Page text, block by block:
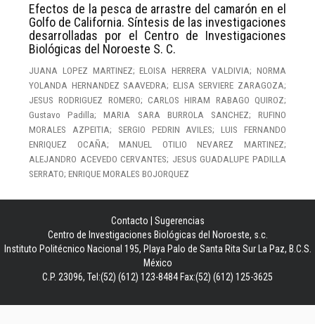
Efectos de la pesca de arrastre del camarón en el
Golfo de California. Síntesis de las investigaciones
desarrolladas por el Centro de Investigaciones
Biológicas del Noroeste S. C.
JUANA LOPEZ MARTINEZ; ELOISA HERRERA VALDIVIA; NORMA
YOLANDA HERNANDEZ SAAVEDRA; ELISA SERVIERE ZARAGOZA;
JESUS RODRIGUEZ ROMERO; CARLOS HIRAM RABAGO QUIROZ;
Gustavo Padilla; MARIA SARA BURROLA SANCHEZ; RUFINO
MORALES AZPEITIA; SERGIO PEDRIN AVILES; LUIS FERNANDO
ENRIQUEZ OCAÑA; MANUEL OTILIO NEVAREZ MARTINEZ;
ALEJANDRO ACEVEDO CERVANTES; JESUS GUADALUPE PADILLA
SERRATO; ENRIQUE MORALES BOJORQUEZ
Contacto
Sugerencias
Centro de Investigaciones Biológicas del Noroeste, s.c.
Instituto Politécnico Nacional 195, Playa Palo de Santa Rita Sur La Paz, B.C.S.
México
C.P. 23096, Tel:(52) (612) 123-8484 Fax:(52) (612) 125-3625